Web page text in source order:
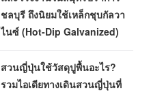
ชลบุรี ถึงนิยมใช้เหล็กชุบกัลวา
ไนซ์ (Hot-Dip Galvanized)
สวนญี่ปุ่นใช้วัสดุปูพื้นอะไร?
รวมไอเดียทางเดินสวนญี่ปุ่นที่